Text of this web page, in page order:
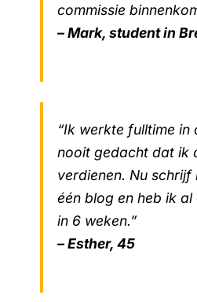
commissie
– Mark, student in
“Ik werkte fulltime in
nooit gedacht dat ik
verdienen. Nu schrijf
één blog en heb ik
in 6 weken.”
– Esther, 45